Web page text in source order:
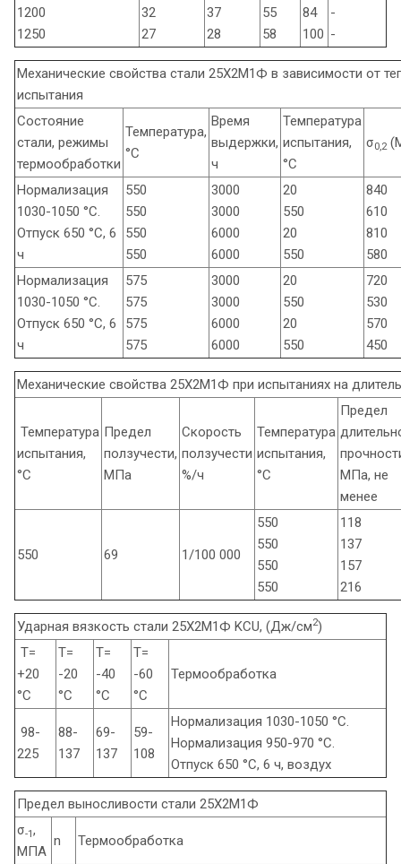
1200
1250
32
27
37
28
55
58
84
100
-
-
Механические свойства стали 25Х2М1Ф в зависимости от
испытания
Состояние
стали, режимы
термообработки
Температура,
°С
Время
выдержки,
ч
Температура
испытания,
°С
σ0,2
Нормализация
1030-1050 °С.
Отпуск 650 °С, 6
ч
550
550
550
550
3000
3000
6000
6000
20
550
20
550
840
610
810
580
Нормализация
1030-1050 °С.
Отпуск 650 °С, 6
ч
575
575
575
575
3000
3000
6000
6000
20
550
20
550
720
530
570
450
Механические свойства 25Х2М1Ф при испытаниях на
Температура
испытания,
°С
Предел
ползучести,
МПа
Скорость
ползучести
%/ч
Температура
испытания,
°С
Предел
МПа, не
менее
550 69 1/100 000
550
550
550
550
118
137
157
216
Ударная вязкость стали 25Х2М1Ф KCU, (Дж/см2)
Т=
+20
°С
Т=
-20
°С
Т=
-40
°С
Т=
-60
°С
Термообработка
98-
225
88-
137
69-
137
59-
108
Нормализация 1030-1050 °С.
Нормализация 950-970 °С.
Отпуск 650 °С, 6 ч, воздух
Предел выносливости стали 25Х2М1Ф
σ-1,
МПА
n Термообработка